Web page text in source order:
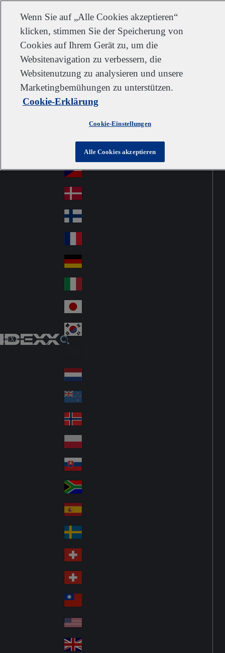
Go to home
Jump to navigation
Jump to content
Contact
Kundendienst Kontakt Newsletter Karriere Lieferanten
IDEXX
Austria
Au
str
ali
a
Australia
Au
stri Brazil
Ca
da
Canada
Ch
ina
中国大陆
Cz
ec
h
Česko
De
nm
ark
Fin
d
Fra
nc
e
Ge
an
y
Ital
y
Jap
an
Ko
Lat
in
A
me
ric
a
Ne
the
rla
nd
s
Ne
w
Ze
ala
nd
No
rw
ay
Pol
an
d
Slo
va
kia
So
uth
Af
ric
a
Sp
ain
Sw
ed
en
Sw
itz
erl
an
d
Sw
itz
erl
an
d
wa
n
A
Wenn Sie auf „Alle Cookies akzeptieren“
klicken, stimmen Sie der Speicherung von
Cookies auf Ihrem Gerät zu, um die
Websitenavigation zu verbessern, die
Websitenutzung zu analysieren und unsere
Marketingbemühungen zu unterstützen.
Cookie-Erklärung
Cookie-Einstellungen
Alle Cookies akzeptieren